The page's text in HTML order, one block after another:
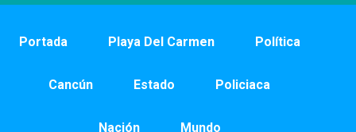
Portada Playa Del Carmen Política
Cancún Estado Policiaca
Nación Mundo